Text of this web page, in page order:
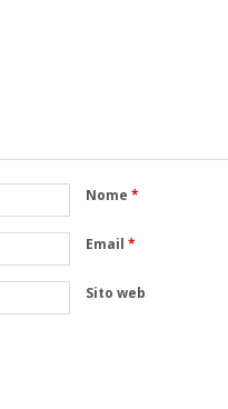
Nome *
Email *
Sito web